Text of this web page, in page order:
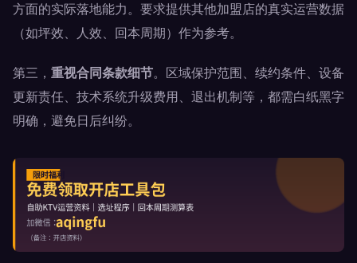
方面的实际落地能力。要求提供其他加盟店的真实运营数据
（如坪效、人效、回本周期）作为参考。
第三， 重视合同条款细节。区域保护范围、续约条件、设备
更新责任、技术系统升级费用、退出机制等，都需白纸黑字
明确，避免日后纠纷。